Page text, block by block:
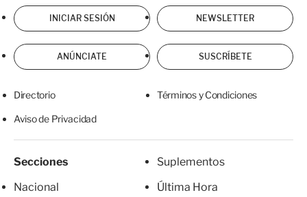
INICIAR SESIÓN NEWSLETTER
ANÚNCIATE SUSCRÍBETE
Directorio Términos y Condiciones
Aviso de Privacidad
Secciones
Nacional
Suplementos
Última Hora